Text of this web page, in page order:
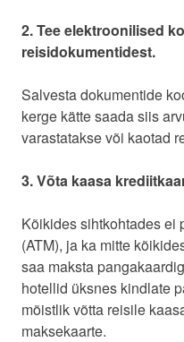
2. Tee elektroonilised
reisidokumentidest.
Salvesta dokumentide
kerge kätte saada siis
varastatakse või kaotad
3. Võta kaasa
Kõikides sihtkohtades ei
(ATM), ja ka mitte
saa maksta
hotellid üksnes kindlate
mõistlik võtta reisile
maksekaarte.